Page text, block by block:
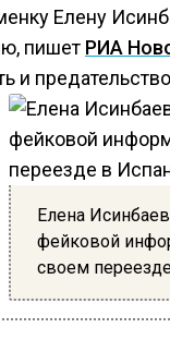
Елену
пишет РИА
и
Елена
фейковой
своем